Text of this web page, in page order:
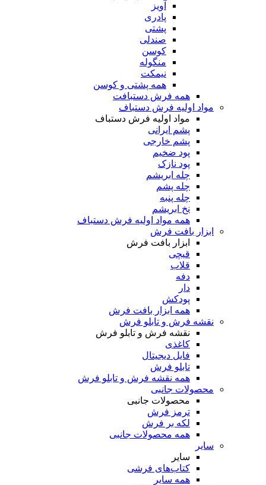
آویز
پادری
پشتی
صندلی
کوسن
منگوله
نیمکت
همه پشتی و کوسن
همه فرش دستبافت
مواد اولیه فرش دستباف
مواد اولیه فرش دستباف
پشم ایرانی
پشم خارجی
پود ضخیم
پود نازک
چله ابریشم
چله پشم
چله پنبه
نخ ابریشم
همه مواد اولیه فرش دستباف
ابزار بافت فرش
ابزار بافت فرش
قیچی
قلاب
دفه
دار
پودکش
همه ابزار بافت فرش
نقشه فرش و تابلو فرش
نقشه فرش و تابلو فرش
کاغذی
فایل دیجیتال
تابلو فرش
همه نقشه فرش و تابلو فرش
محصولات جانبی
محصولات جانبی
ترمز فرش
لکه بر فرش
همه محصولات جانبی
سایر
سایر
کتاب‌های فرشی
همه سایر